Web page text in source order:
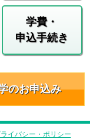
学費・
申込手続き
のお申込み
イバシー・ポリシー